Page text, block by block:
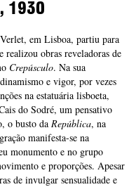
, 1930
em Lisboa, partiu para
realizou obras reveladoras de
Crepúsculo. Na sua
e vigor, por vezes
na estatuária lisboeta,
do Sodré, um pensativo
o busto da República, na
manifesta-se na
monumento e no grupo
e proporções. Apesar
de invulgar sensualidade e